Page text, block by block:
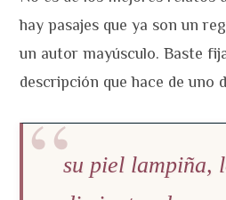
hay pasajes que ya son un
un autor mayúsculo. Baste
descripción que hace de uno
su piel lampiña,